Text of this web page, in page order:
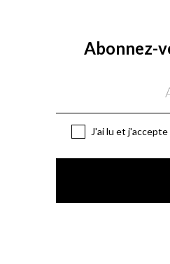
Abonnez-
J'ai lu et